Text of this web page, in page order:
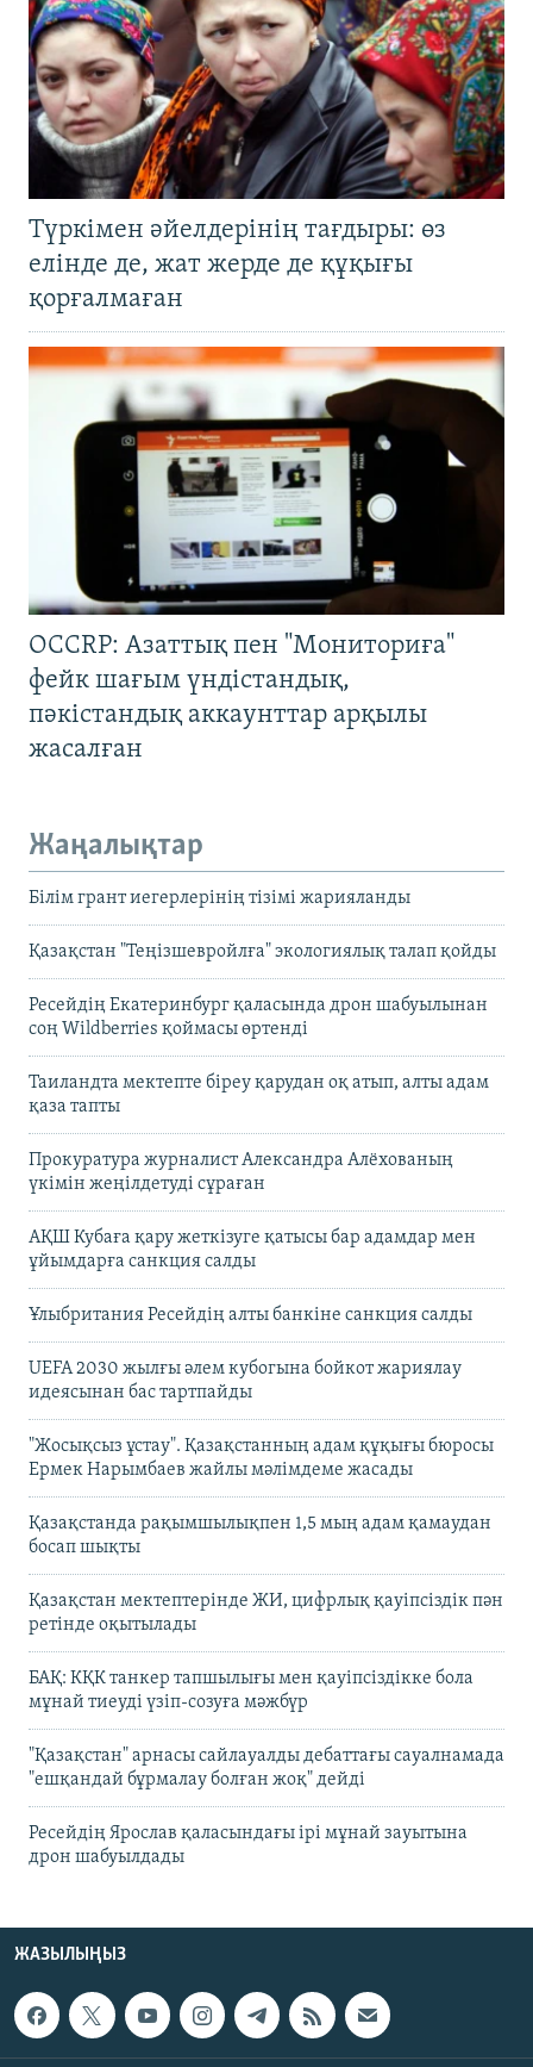
Түркімен әйелдерінің тағдыры: өз
елінде де, жат жерде де құқығы
қорғалмаған
OCCRP: Азаттық пен "Мониториға"
фейк шағым үндістандық,
пәкістандық аккаунттар арқылы
жасалған
Жаңалықтар
Білім грант иегерлерінің тізімі жарияланды
Қазақстан "Теңізшевройлға" экологиялық талап қойды
Ресейдің Екатеринбург қаласында дрон шабуылынан
соң Wildberries қоймасы өртенді
Таиландта мектепте біреу қарудан оқ атып, алты адам
қаза тапты
Прокуратура журналист Александра Алёхованың
үкімін жеңілдетуді сұраған
АҚШ Кубаға қару жеткізуге қатысы бар адамдар мен
ұйымдарға санкция салды
Ұлыбритания Ресейдің алты банкіне санкция салды
UEFA 2030 жылғы әлем кубогына бойкот жариялау
идеясынан бас тартпайды
"Жосықсыз ұстау". Қазақстанның адам құқығы бюросы
Ермек Нарымбаев жайлы мәлімдеме жасады
Қазақстанда рақымшылықпен 1,5 мың адам қамаудан
босап шықты
Қазақстан мектептерінде ЖИ, цифрлық қауіпсіздік пән
ретінде оқытылады
БАҚ: КҚК танкер тапшылығы мен қауіпсіздікке бола
мұнай тиеуді үзіп-созуға мәжбүр
"Қазақстан" арнасы сайлауалды дебаттағы сауалнамада
"ешқандай бұрмалау болған жоқ" дейді
Ресейдің Ярослав қаласындағы ірі мұнай зауытына
дрон шабуылдады
ЖАЗЫЛЫҢЫЗ